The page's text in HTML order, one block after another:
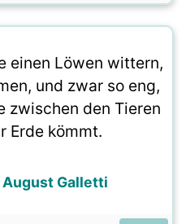
einen Löwen wittern,
und zwar so eng,
zwischen den Tieren
Erde kömmt.
Galletti